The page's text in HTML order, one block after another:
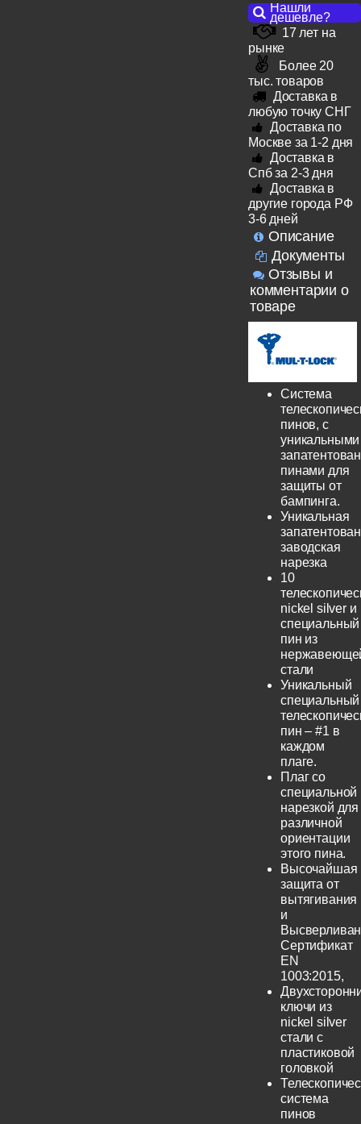
Нашли
дешевле?
17 лет на
рынке
Более 20
тыс. товаров
Доставка в
любую точку СНГ
Доставка по
Москве за 1-2 дня
Доставка в
Спб за 2-3 дня
Доставка в
другие города РФ
3-6 дней
Описание
Документы
Отзывы и
комментарии о
товаре
Система
пинов, с
уникальными
пинами для
защиты от
бампинга.
Уникальная
заводская
нарезка
10
nickel silver и
специальный
пин из
стали
Уникальный
специальный
пин – #1 в
каждом
плаге.
Плаг со
специальной
нарезкой для
различной
ориентации
этого пина.
Высочайшая
защита от
вытягивания
и
Сертификат
EN
1003:2015,
ключи из
nickel silver
стали с
пластиковой
головкой
система
пинов